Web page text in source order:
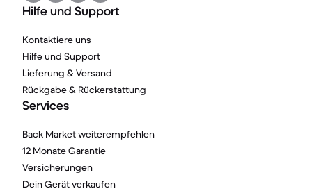
Hilfe und Support
Kontaktiere uns
Hilfe und Support
Lieferung & Versand
Rückgabe & Rückerstattung
Services
Back Market weiterempfehlen
12 Monate Garantie
Versicherungen
Dein Gerät verkaufen